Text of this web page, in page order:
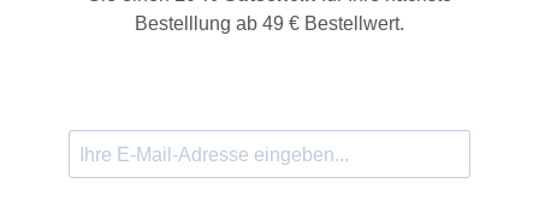
Bestelllung ab 49 € Bestellwert.